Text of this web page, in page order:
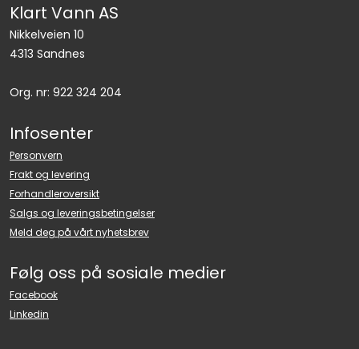
Klart Vann AS
Nikkelveien 10
4313 Sandnes
Org. nr: 922 324 204
Infosenter
Personvern
Frakt og levering
Forhandleroversikt
Salgs og leveringsbetingelser
Meld deg på vårt nyhetsbrev
Følg oss på sosiale medier
Facebook
Linkedin